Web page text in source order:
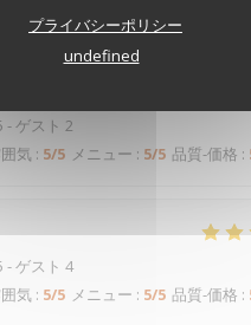
プライバシーポリシー
undefined
même chef de l’année dernière.
- ゲスト 2
気 : 5/5 メニュー : 5/5 品質-価格 :
- ゲスト 4
気 : 5/5 メニュー : 5/5 品質-価格 :